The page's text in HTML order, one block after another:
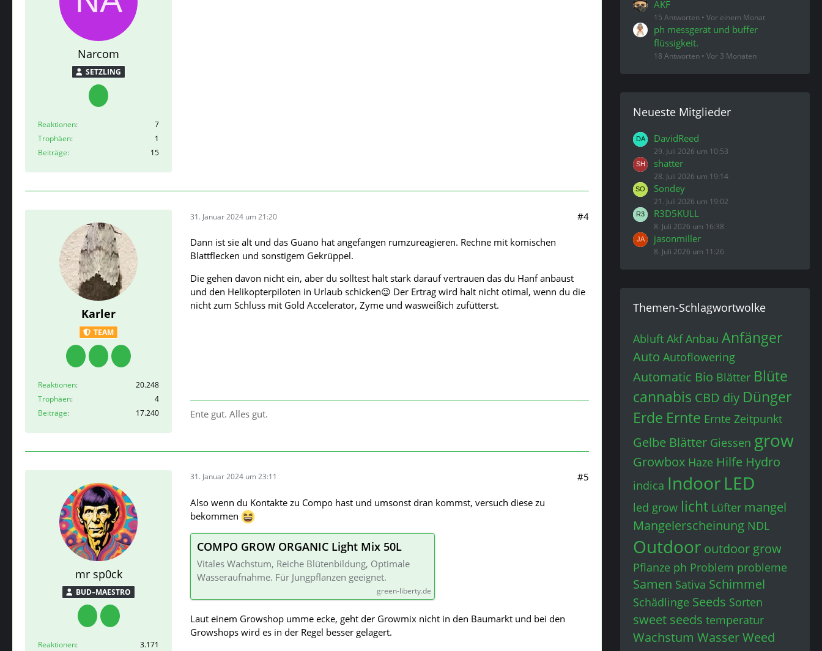
Narcom
SETZLING
Reaktionen
7
Trophäen
1
Beiträge
15
Karler
TEAM
Reaktionen
20.248
Trophäen
4
Beiträge
17.240
31. Januar 2024 um 21:20 #4
Dann ist sie alt und das Guano hat angefangen rumzureagieren. Rechne mit komischen
Blattflecken und sonstigem Gekrüppel.
Die gehen davon nicht ein, aber du solltest halt stark darauf vertrauen das du Hanf anbaust
und den Helikopterpiloten in Urlaub schicken😉 Der Ertrag wird halt nicht otimal, wenn du die
nicht zum Schluss mit Gold Accelerator, Zyme und wasweißich zufütterst.
Ente gut. Alles gut.
mr sp0ck
BUD–MAESTRO
Reaktionen
3.171
31. Januar 2024 um 23:11 #5
Also wenn du Kontakte zu Compo hast und umsonst dran kommst, versuch diese zu
bekommen
COMPO GROW ORGANIC Light Mix 50L
Vitales Wachstum, Reiche Blütenbildung, Optimale
Wasseraufnahme. Für Jungpflanzen geeignet.
green-liberty.de
Laut einem Growshop umme ecke, geht der Growmix nicht in den Baumarkt und bei den
Growshops wird es in der Regel besser gelagert.
AKF
15 Antworten Vor einem Monat
ph messgerät und buffer
flüssigkeit.
18 Antworten Vor 3 Monaten
Neueste Mitglieder
DavidReed
29. Juli 2026 um 10:53
shatter
28. Juli 2026 um 19:14
Sondey
21. Juli 2026 um 19:02
R3D5KULL
8. Juli 2026 um 16:38
jasonmiller
8. Juli 2026 um 11:26
Themen-Schlagwortwolke
Abluft Akf Anbau Anfänger
Auto Autoflowering
Automatic Bio Blätter Blüte
cannabis CBD diy Dünger
Erde Ernte Ernte Zeitpunkt
Gelbe Blätter Giessen grow
Growbox Haze Hilfe Hydro
indica IndoorLED
led grow licht Lüfter mangel
Mangelerscheinung NDL
Outdoor outdoor grow
Pflanze ph Problem probleme
Samen Sativa Schimmel
Schädlinge Seeds Sorten
sweet seeds temperatur
Wachstum WasserWeed